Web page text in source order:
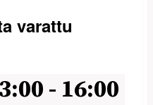
varattu
- 16:00